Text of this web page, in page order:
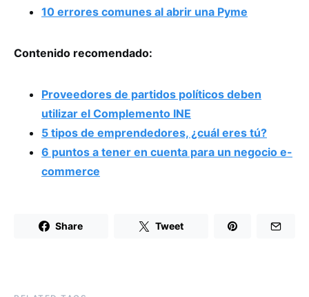
10 errores comunes al abrir una Pyme
Contenido recomendado:
Proveedores de partidos políticos deben
utilizar el Complemento INE
5 tipos de emprendedores, ¿cuál eres tú?
6 puntos a tener en cuenta para un negocio e-
commerce
Share Tweet